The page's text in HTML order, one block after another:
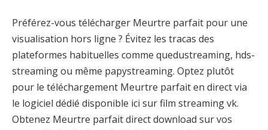
Préférez-vous télécharger Meurtre parfait pour une
visualisation hors ligne ? Évitez les tracas des
plateformes habituelles comme quedustreaming, hds-
streaming ou même papystreaming. Optez plutôt
pour le téléchargement Meurtre parfait en direct via
le logiciel dédié disponible ici sur film streaming vk.
Obtenez Meurtre parfait direct download sur vos